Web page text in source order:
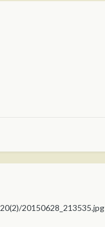
20150628_213535.jpg